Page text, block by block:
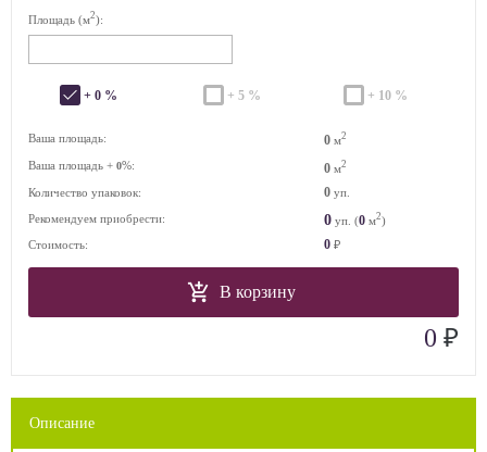
Площадь (м2):
+ 0 % + 5 % + 10 %
Ваша площадь: 0 м2
Ваша площадь + 0%: 0 м2
Количество упаковок: 0 уп.
Рекомендуем приобрести:
0 уп. (0 м2)
Стоимость:
0 ₽
В корзину
0 ₽
Описание